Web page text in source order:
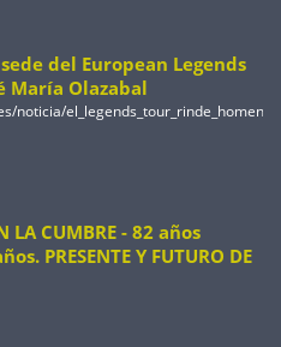
del European Legends
María Olazabal
noticia/
LA CUMBRE - 82 años
PRESENTE Y FUTURO DE